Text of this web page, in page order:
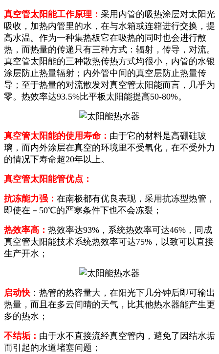
真空管太阳能工作原理： 采用内管的吸热涂层对太阳光
吸收，加热内管里的水，在与水箱或连箱进行交换，提
高水温。作为一种集热板它在吸热的同时也会进行散
热，而热量的传递只有三种方式：辐射，传导，对流。
真空管太阳能的三种散热传热方式均很小，内管的水银
涂层防止热量辐射；内外管中间的真空层防止热量传
导；至于热量的对流散发对真空管太阳能而言，几乎为
零。热效率达93.5%比平板太阳能提高50-80%。
真空管太阳能的使用寿命： 由于它的材料是高硼硅玻
璃，而内外涂层在真空的环境里不受氧化，在不受外力
的情况下寿命超20年以上。
真空管太阳能管优点：
抗冻能力强： 在南极都有优良表现，采用抗冻型热管，
即使在－50℃的严寒条件下也不会冻裂；
热效率高： 热效率达93%，系统热效率可达46%，同成
真空管太阳能技术系统热效率可达75%，以致可以直接
生产开水；
启动快 ：热管的热容量大，在阳光下几分钟后即可输出
热量，而且在多云间晴的天气，比其他热水器能产生更
多的热水；
不结垢： 由于水不直接流经真空管内，避免了因结水垢
而引起的水道堵塞问题；